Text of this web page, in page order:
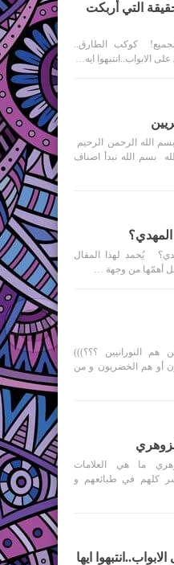
التي أربكت
كوكب الطارق..
الابواب..انتبهوا ايه…
الله الرحمن الرحيم
بسم الله نبدأ اصناف
يُحمد لهذا المقال
أهمّها من وجهة …
هم النورانيين ؟؟؟)))
أو هم الخضريون و من
ما هي العلامات
كلهم في طبائعهم و
ايها